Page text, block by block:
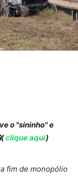
o "sininho" e
clique aqui)
fim de monopólio